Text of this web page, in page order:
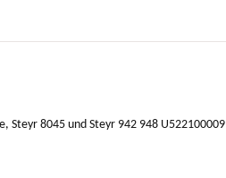
Steyr 8045 und Steyr 942 948 U522100009